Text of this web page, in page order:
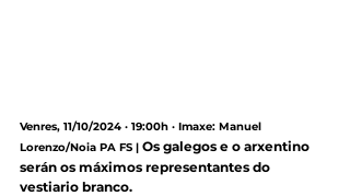
Venres, 11/10/2024 · 19:00h · Imaxe: Manuel
Lorenzo/Noia PA FS | Os galegos e o arxentino
serán os máximos representantes do
vestiario branco.